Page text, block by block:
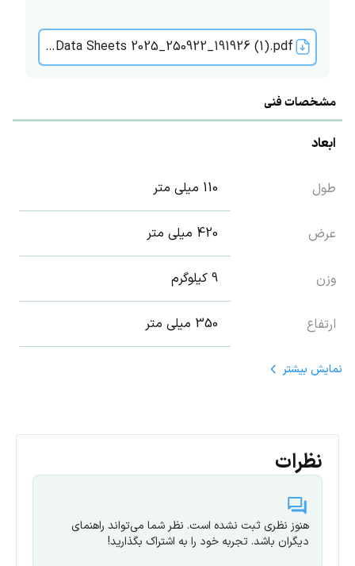
Anern Data Sheets 2025_250922_191926 (1).pdf
مشخصات فنی
ابعاد
طول 110 میلی متر
عرض 420 میلی متر
وزن 9 کیلوگرم
ارتفاع 350 میلی متر
تکنولوژی محصول
تعداد MPPT
محدوده ولتاژ
MPPT
نمایش بیشتر
نظرات
هنوز نظری ثبت نشده است. نظر شما می‌تواند راهنمای
دیگران باشد. تجربه خود را به اشتراک بگذارید!